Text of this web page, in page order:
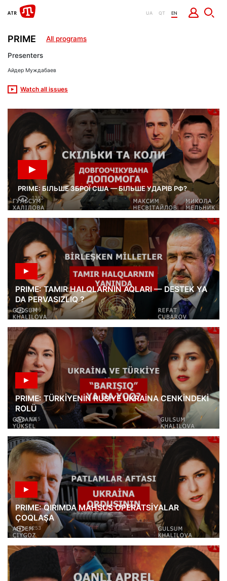
UA QT EN
PRIME All programs
PRIME: БІЛЬШЕ ЗБРОЇ США — БІЛЬШЕ УДАРІВ РФ?
1363
PRIME: TAMIR HALQLARNIN AQLARI — DESTEK YA
DA PERVASIZLIQ ?
1296
PRIME: TÜRKİYENİN RUSİYE UKRAİNA CENKİNDEKİ
ROLÜ
1215
PRIME: QIRIMDA MAHSUS OPERATSİYALAR
ÇOQLAŞA
1253
Presenters
Айдер Муждабаев
Watch all issues